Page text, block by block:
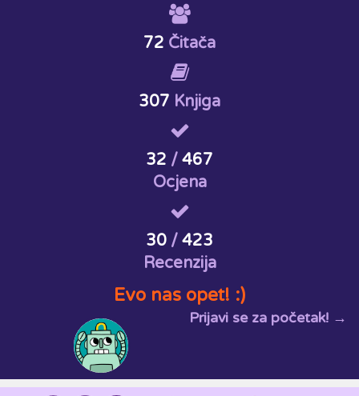
72 Čitača
307 Knjiga
32 / 467
Ocjena
30 / 423
Recenzija
Evo nas opet! :)
Prijavi se za početak! →